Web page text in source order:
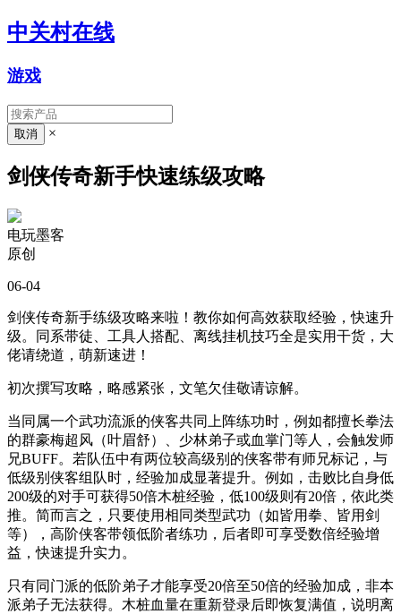
中关村在线
游戏
×
剑侠传奇新手快速练级攻略
电玩墨客
原创
06-04
剑侠传奇新手练级攻略来啦！教你如何高效获取经验，快速升
级。同系带徒、工具人搭配、离线挂机技巧全是实用干货，大
佬请绕道，萌新速进！
初次撰写攻略，略感紧张，文笔欠佳敬请谅解。
当同属一个武功流派的侠客共同上阵练功时，例如都擅长拳法
的群豪梅超风（叶眉舒）、少林弟子或血掌门等人，会触发师
兄BUFF。若队伍中有两位较高级别的侠客带有师兄标记，与
低级别侠客组队时，经验加成显著提升。例如，击败比自身低
200级的对手可获得50倍木桩经验，低100级则有20倍，依此类
推。简而言之，只要使用相同类型武功（如皆用拳、皆用剑
等），高阶侠客带领低阶者练功，后者即可享受数倍经验增
益，快速提升实力。
只有同门派的低阶弟子才能享受20倍至50倍的经验加成，非本
派弟子无法获得。木桩血量在重新登录后即恢复满值，说明离